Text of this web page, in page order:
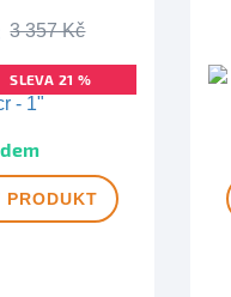
3 357 Kč
SLEVA 21 %
ZDARMA
PRODUKT